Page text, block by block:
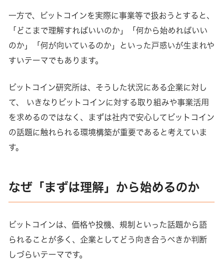
一方で、ビットコインを実際に事業等で扱おうとすると、
「どこまで理解すればいいのか」「何から始めればいい
のか」「何が向いているのか」といった戸惑いが生まれや
すいテーマでもあります。
ビットコイン研究所は、そうした状況にある企業に対し
て、 いきなりビットコインに対する取り組みや事業活用
を求めるのではなく、まずは社内で安心してビットコイン
の話題に触れられる環境構築が重要であると考えていま
す。
なぜ「まずは理解」から始めるのか
ビットコインは、価格や投機、規制といった話題から語
られることが多く、企業としてどう向き合うべきか判断
しづらいテーマです。